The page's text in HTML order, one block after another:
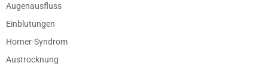
Augenausfluss
Einblutungen
Horner-Syndrom
Austrocknung